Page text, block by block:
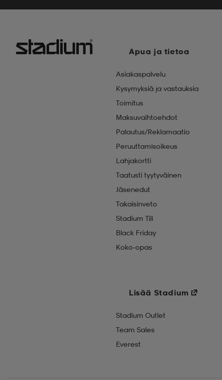
Apua ja tietoa
Asiakaspalvelu
Kysymyksiä ja vastauksia
Toimitus
Maksuvaihtoehdot
Palautus/Reklamaatio
Peruuttamisoikeus
Lahjakortti
Taatusti tyytyväinen
Jäsenedut
Takaisinveto
Stadium Tili
Black Friday
Koko-opas
Lisää Stadium
Stadium Outlet
Team Sales
Everest